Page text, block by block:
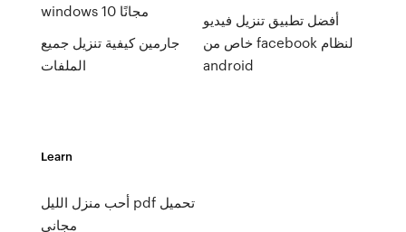
windows 10 مجانًا
جارمين كيفية تنزيل جميع
الملفات
أفضل تطبيق تنزيل فيديو
خاص من facebook لنظام
android
Learn
أحب منزل الليل pdf تحميل
مجاني